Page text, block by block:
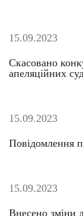
15.09.2023
Скасовано
апеляційних
15.09.2023
Повідомлення
15.09.2023
Внесено зміни